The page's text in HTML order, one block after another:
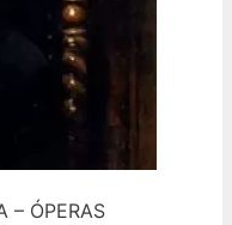
– ÓPERAS